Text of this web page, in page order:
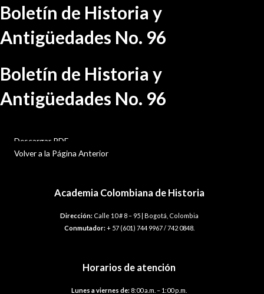
Ir
al
contenido
Boletín de Historia y
Antigüedades No. 96
Boletín de Historia y
Antigüedades No. 96
Descargar PDF
Volver a la Página Anterior
Academia Colombiana de Historia
Dirección:Calle 10 # 8 – 95 | Bogotá, Colombia
Conmutador:+ 57 (601) 744 9967 / 742 0848.
Horarios de atención
Lunes a viernes de: 8:00 a.m. – 1:00 p.m.